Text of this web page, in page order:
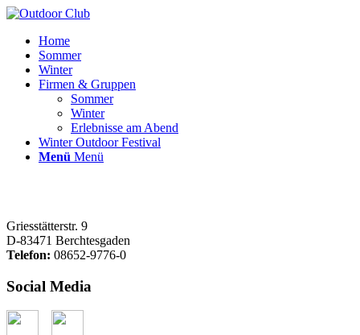
Home
Sommer
Winter
Firmen & Gruppen
Sommer
Winter
Erlebnisse am Abend
Winter Outdoor Festival
Menü Menü
Griesstätterstr. 9
D-83471 Berchtesgaden
Telefon: 08652-9776-0
Social Media